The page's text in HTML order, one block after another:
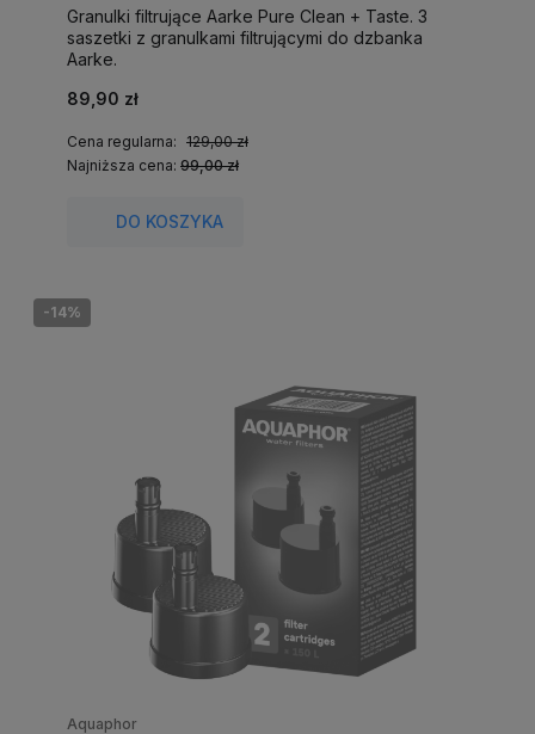
Granulki filtrujące Aarke Pure Clean + Taste. 3
saszetki z granulkami filtrującymi do dzbanka
Aarke.
89,90 zł
Cena regularna: 129,00 zł
Najniższa cena: 99,00 zł
DO KOSZYKA
Aquaphor
-14%